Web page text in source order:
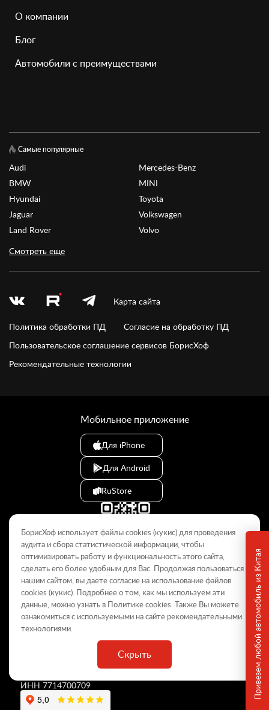
Привезем любой автомобиль из Китая
О компании
Блог
Автомобили с преимуществами
Самые популярные
Audi
BMW
Hyundai
Jaguar
Land Rover
Mercedes-Benz
MINI
Toyota
Volkswagen
Volvo
Смотреть еще
Карта сайта
Политика обработки ПД
Согласие на обработку ПД
Пользовательское соглашение сервисов БорисХоф
Рекомендательные технологии
© 2009–2026
Данный интернет-сайт носит информационный характер и не
является публичной офертой, определяемой положениями Статьи
437 ГК РФ. Для получения подробной информации обращайтесь в
дилерские центры.
БорисХоф Холдинг»
ИНН 7714700709
Мобильное приложение
Для iPhone
Для Android
RuStore
БорисХоф использует файлы cookies (кукиc) для проведения
аудита и сбора статистической информации, чтобы
оптимизировать работу и функциональность этого сайта,
сделать его более удобным для Вас. Продолжая пользоваться
нашим сайтом, вы даете согласие на использование файлов
cookies (кукиc). Подробнее о том, как мы используем эти
данные, можно узнать в Политикеcookies. Также Вы можете
ознакомиться с используемыми на сайте рекомендательными
технологиями.
Скрыть